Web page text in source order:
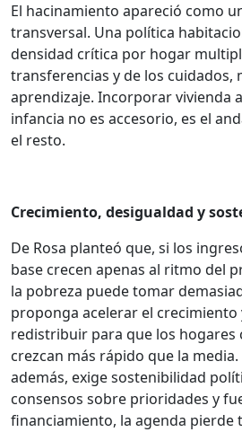
El hacinamiento apareció como
transversal. Una política
densidad crítica por hogar
transferencias y de los cuidados,
aprendizaje. Incorporar vivienda
infancia no es accesorio, es el
el resto.
Crecimiento, desigualdad y
De Rosa planteó que, si los
base crecen apenas al ritmo del
la pobreza puede tomar
proponga acelerar el crecimiento
redistribuir para que los hogares
crezcan más rápido que la
además, exige sostenibilidad
consensos sobre prioridades y
financiamiento, la agenda pierde